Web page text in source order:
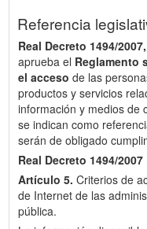
Referencia
Real Decreto 1494/
aprueba el Reglamento
el acceso de las
productos y servicios
información y medios de
se indican como
serán de obligado
Real Decreto 1494/2007
Artículo 5. Criterios de
de Internet de las
pública.